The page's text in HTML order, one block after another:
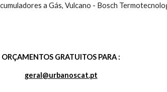
a Gás, Vulcano - Bosch
ORÇAMENTOS GRATUITOS PARA :
geral@urbanoscat.pt